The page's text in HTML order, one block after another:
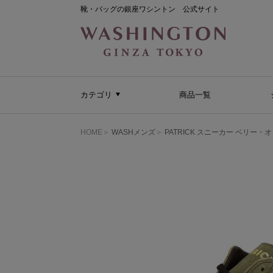
靴・バッグの銀座ワシントン 公式サイト
カテゴリ 商品一覧
HOME WASHメンズ PATRICK スニーカー ベリー・